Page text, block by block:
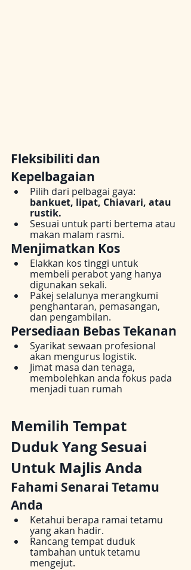
Fleksibiliti dan
Kepelbagaian
Pilih dari pelbagai gaya:
bankuet, lipat, Chiavari, atau
rustik.
Sesuai untuk parti bertema atau
makan malam rasmi.
Menjimatkan Kos
Elakkan kos tinggi untuk
membeli perabot yang hanya
digunakan sekali.
Pakej selalunya merangkumi
penghantaran, pemasangan,
dan pengambilan.
Persediaan Bebas Tekanan
Syarikat sewaan profesional
akan mengurus logistik.
Jimat masa dan tenaga,
membolehkan anda fokus pada
menjadi tuan rumah
Memilih Tempat
Duduk Yang Sesuai
Untuk Majlis Anda
Fahami Senarai Tetamu
Anda
Ketahui berapa ramai tetamu
yang akan hadir.
Rancang tempat duduk
tambahan untuk tetamu
mengejut.